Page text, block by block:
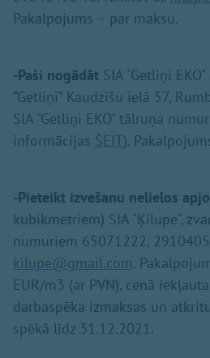
Pakalpojums – par maksu.
-Paši nogādāt SIA "Getliņi
“Getliņi” Kaudzīšu ielā 57,
SIA "Getliņi EKO" tālruņa
informācijas ŠEIT).
-Pieteikt izvešanu nelielos
kubikmetriem) SIA "Ķilupe",
numuriem 65071222,
kilupe@gmail.com.
EUR/m3 (ar PVN), cenā
darbaspēka izmaksas un
spēkā līdz 31.12.2021.